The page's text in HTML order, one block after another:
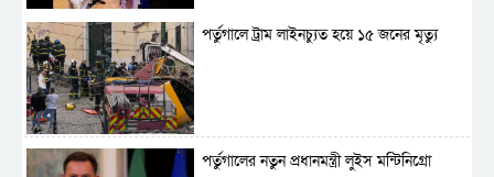
পর্তুগালে ট্রাম লাইনচ্যুত হয়ে ১৫ জনের মৃত্যু
পর্তুগালের নতুন প্রধানমন্ত্রী লুইস মন্টিনিগ্রো